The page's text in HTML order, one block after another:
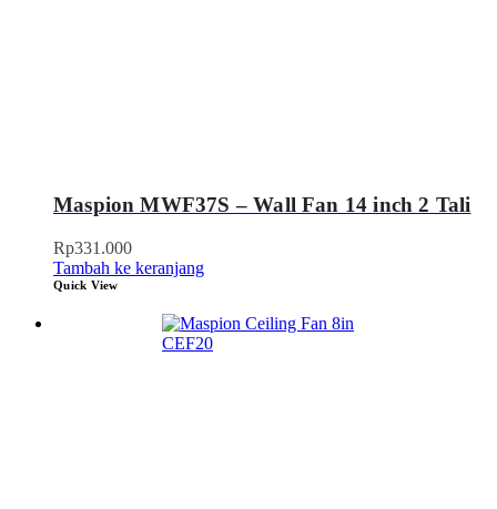
Maspion MWF37S – Wall Fan 14 inch 2 Tali
Rp331.000
Tambah ke keranjang
Quick View